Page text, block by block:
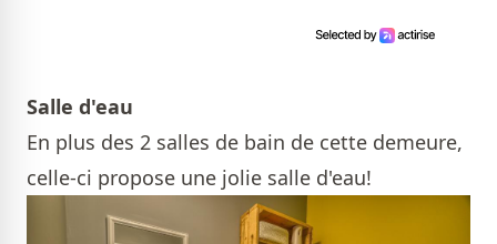
Salle d'eau
En plus des 2 salles de bain de cette demeure,
celle-ci propose une jolie salle d'eau!